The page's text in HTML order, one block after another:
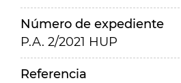
Número de expediente
P.A. 2/2021 HUP
Referencia